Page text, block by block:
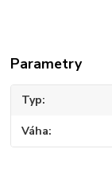
Parametry
Typ
Váha